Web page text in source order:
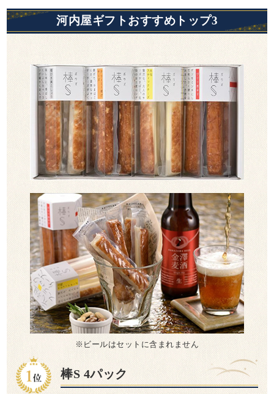
河内屋ギフトおすすめトップ3
※ビールはセットに含まれません
棒S 4パック